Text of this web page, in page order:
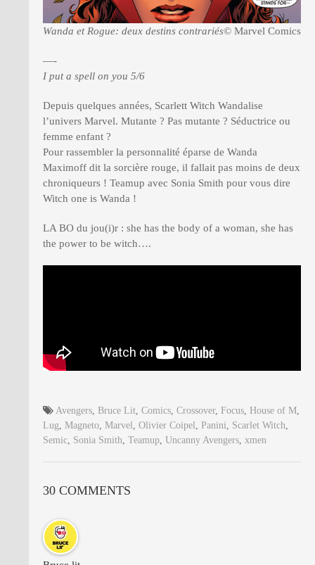
Wanda et Rogue: deux destins contrariés© Marvel Comics
—-
I put a spell on you 5/6
Depuis quelques années, Scarlett Witch Wandalise
l’univers Marvel. Mutante ? Pas mutante ? Séductrice ou
femme enfant ?
Pour rassembler la personnalité éparse de Wanda
Maximoff dit la sorcière rouge, il fallait pas moins de deux
chroniqueurs ! Teamup avec Sonia Smith pour vous dire
Witch one is Wanda !
LA BO du jou(i)r : she has the body of a woman, she has
the power to be witch….
Avengers, Bruce Lit, Comics, Crossover, Focus, House of M,
Lug, Magneto, Marvel , Olivier Coipel , Panini, Scarlet Witch,
Semic, Sonia Smith, Teamup, Uncanny Avengers, xmen
30 COMMENTS